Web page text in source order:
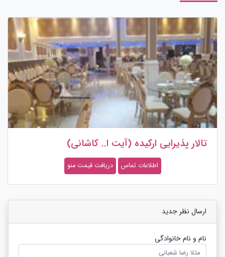
تالار پذیرایی ارکیده (آیت ا.. کاشانی)
اطلاعات تماس دریافت قیمت منو
ارسال نظر جدید
نام و نام خانوادگی